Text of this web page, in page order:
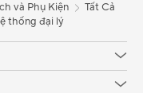
và Phụ Kiện
Tất Cả
thống đại lý